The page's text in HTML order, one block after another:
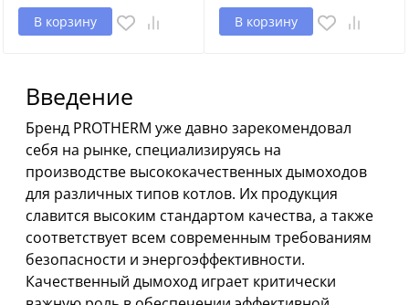
В корзину В корзину
Введение
Бренд PROTHERM уже давно зарекомендовал
себя на рынке, специализируясь на
производстве высококачественных дымоходов
для различных типов котлов. Их продукция
славится высоким стандартом качества, а также
соответствует всем современным требованиям
безопасности и энергоэффективности.
Качественный дымоход играет критически